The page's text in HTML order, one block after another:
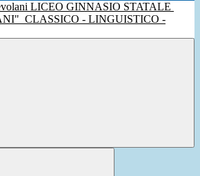
LICEO GINNASIO STATALE
CLASSICO - LINGUISTICO -